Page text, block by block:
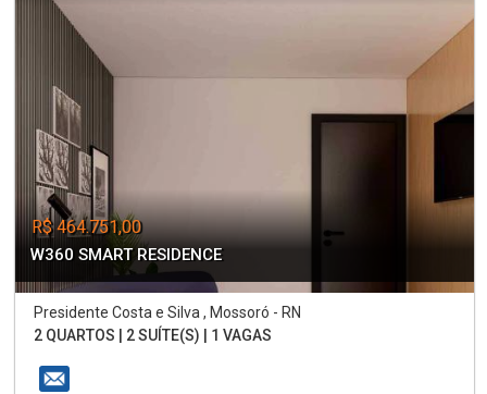
R$ 464.751,00
W360 SMART RESIDENCE
Presidente Costa e Silva , Mossoró - RN
2 QUARTOS | 2 SUÍTE(S) | 1 VAGAS